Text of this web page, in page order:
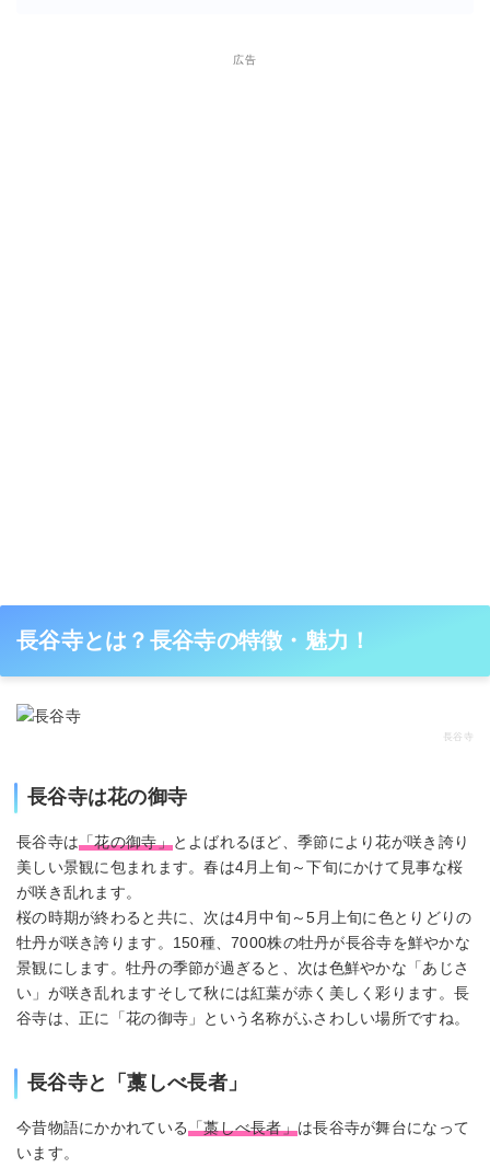
広告
長谷寺とは？長谷寺の特徴・魅力！
長谷寺
長谷寺は花の御寺
長谷寺は「花の御寺」とよばれるほど、季節により花が咲き誇り
美しい景観に包まれます。春は4月上旬～下旬にかけて見事な桜
が咲き乱れます。
桜の時期が終わると共に、次は4月中旬～5月上旬に色とりどりの
牡丹が咲き誇ります。150種、7000株の牡丹が長谷寺を鮮やかな
景観にします。牡丹の季節が過ぎると、次は色鮮やかな「あじさ
い」が咲き乱れますそして秋には紅葉が赤く美しく彩ります。長
谷寺は、正に「花の御寺」という名称がふさわしい場所ですね。
長谷寺と「藁しべ長者」
今昔物語にかかれている「藁しべ長者」は長谷寺が舞台になって
います。